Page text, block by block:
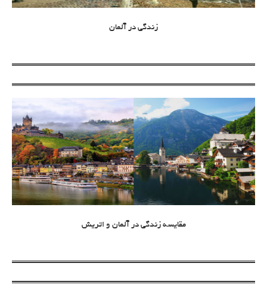
زندگی در آلمان
مقایسه زندگی در آلمان و اتریش